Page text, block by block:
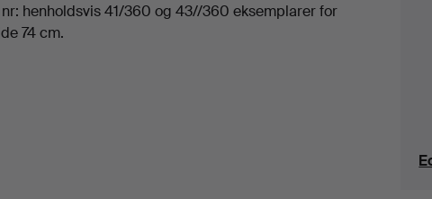
henholdsvis 41/360 og 43//360 eksemplarer for
74 cm.